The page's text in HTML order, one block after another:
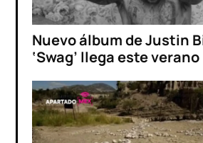
Nuevo álbum de Justin
‘Swag’ llega este verano